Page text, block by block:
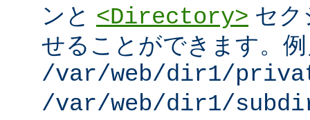
ンと <Directory> セク
せることができます。
/var/web/dir1/
/var/web/dir1/